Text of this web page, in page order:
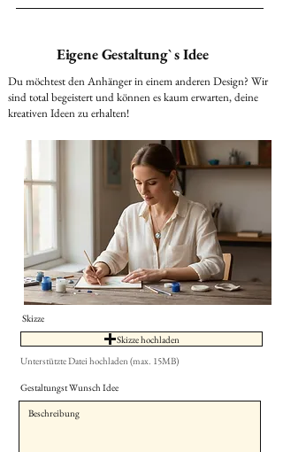
Eigene Gestaltung` s Idee
Du möchtest den Anhänger in einem anderen Design? Wir
sind total begeistert und können es kaum erwarten, deine
kreativen Ideen zu erhalten!
Skizze
Skizze hochladen
Unterstützte Datei hochladen (max. 15MB)
Gestaltungst Wunsch Idee